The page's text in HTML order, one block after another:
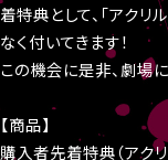
着特典として、「アクリ
なく付いてきます！
この機会に是非、劇場
【商品】
購入者先着特典（アク